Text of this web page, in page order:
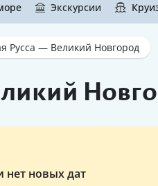
Экскурсии
Русса — Великий Новгород
нет новых дат